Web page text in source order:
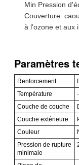
Min Pression
Couverture:
à l'ozone et aux
Paramètres
Renforcement
Température
Couche de couche
Couche extérieure
Couleur
Pression de rupture
minimale